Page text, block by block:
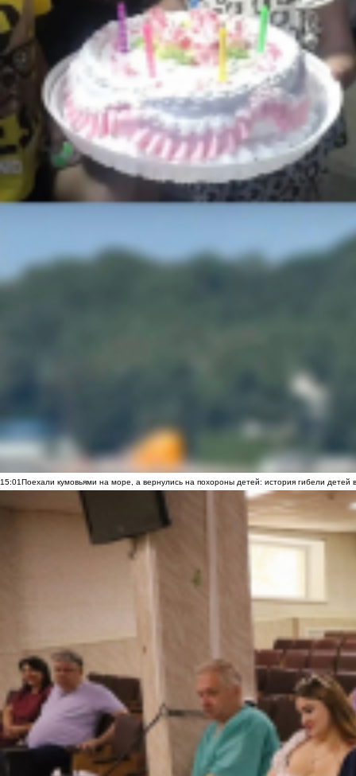
15:01Поехали кумовьями на море, а вернулись на похороны детей: история гибели детей